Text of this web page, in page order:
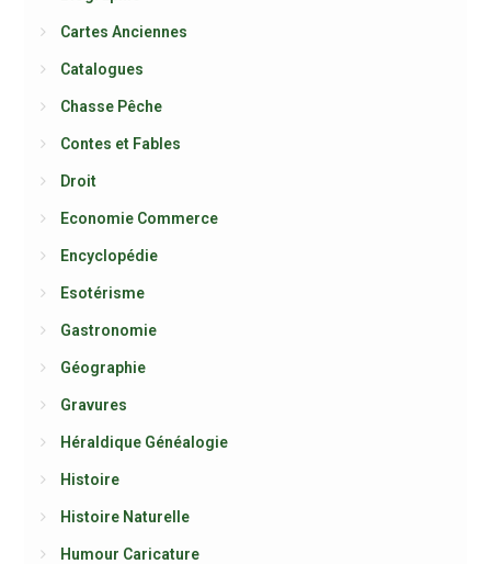
Cartes Anciennes
Catalogues
Chasse Pêche
Contes et Fables
Droit
Economie Commerce
Encyclopédie
Esotérisme
Gastronomie
Géographie
Gravures
Héraldique Généalogie
Histoire
Histoire Naturelle
Humour Caricature